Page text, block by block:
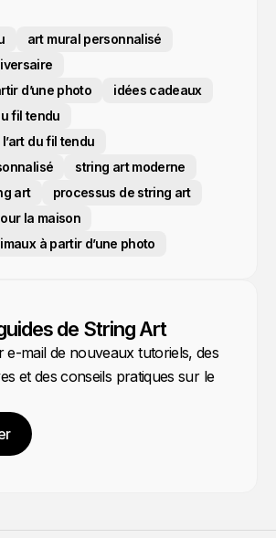
art mural personnalisé
d’une photo
idées cadeaux
fil tendu
du fil tendu
string art moderne
art
processus de string art
la maison
à partir d’une photo
de String Art
e-mail de nouveaux tutoriels, des
et des conseils pratiques sur le